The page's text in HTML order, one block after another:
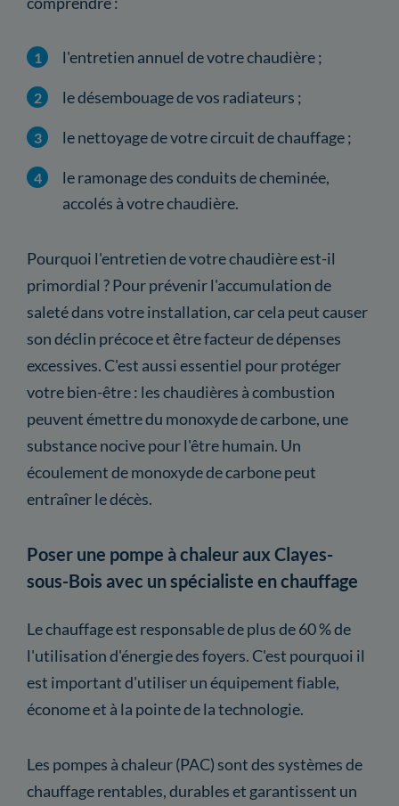
l'entretien annuel de votre chaudière ;
le désembouage de vos radiateurs ;
le nettoyage de votre circuit de chauffage ;
le ramonage des conduits de cheminée,
accolés à votre chaudière.
Pourquoi l'entretien de votre chaudière est-il
primordial ? Pour prévenir l'accumulation de
saleté dans votre installation, car cela peut causer
son déclin précoce et être facteur de dépenses
excessives. C'est aussi essentiel pour protéger
votre bien-être : les chaudières à combustion
peuvent émettre du monoxyde de carbone, une
substance nocive pour l'être humain. Un
écoulement de monoxyde de carbone peut
entraîner le décès.
Poser une pompe à chaleur aux Clayes-
sous-Bois avec un spécialiste en chauffage
Le chauffage est responsable de plus de 60 % de
l'utilisation d'énergie des foyers. C'est pourquoi il
est important d'utiliser un équipement fiable,
économe et à la pointe de la technologie.
Les pompes à chaleur (PAC) sont des systèmes de
chauffage rentables, durables et garantissent un